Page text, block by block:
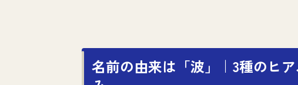
名前の由来は「波」｜3種のヒ